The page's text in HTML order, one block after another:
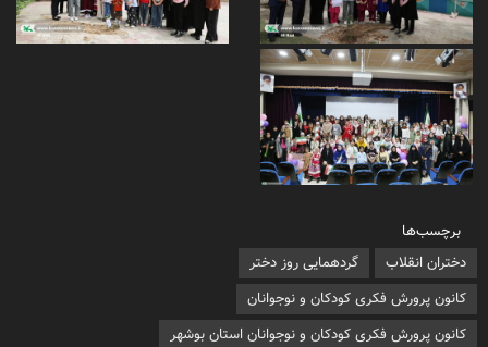
برچسب‌ها
دختران انقلاب
گردهمایی روز دختر
کانون پرورش فکری کودکان و نوجوانان
کانون پرورش فکری کودکان و نوجوانان استان بوشهر